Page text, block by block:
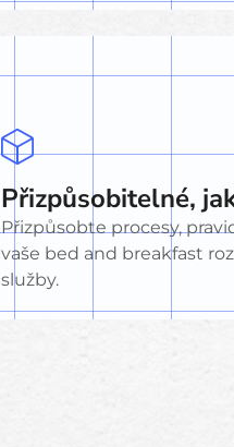
Přizpůsobitelné,
Přizpůsobte procesy,
vaše bed and breakfast
služby.